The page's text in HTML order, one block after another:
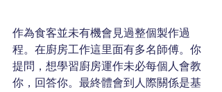
作為食客並未有機會見過整個製作過
程。在廚房工作這里面有多名師傅。你
提問，想學習廚房運作未必每個人會教
你，回答你。最終體會到人際關係是基